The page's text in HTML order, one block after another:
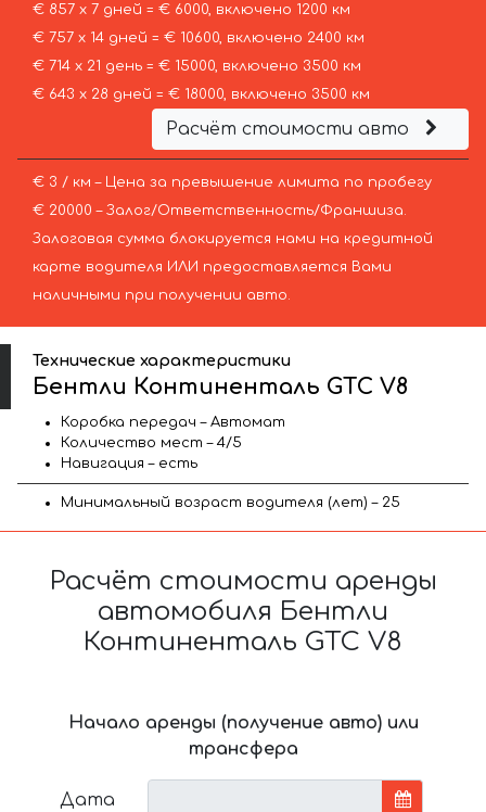
€ 857 х 7 дней = € 6000, включено 1200 км
€ 757 х 14 дней = € 10600, включено 2400 км
€ 714 х 21 день = € 15000, включено 3500 км
€ 643 х 28 дней = € 18000, включено 3500 км
Расчёт стоимости авто
€ 3 / км – Цена за превышение лимита по пробегу
€ 20000 – Залог/Ответственность/Франшиза.
Залоговая сумма блокируется нами на кредитной
карте водителя ИЛИ предоставляется Вами
наличными при получении авто.
Технические характеристики
Бентли Континенталь GTC V8
Коробка передач – Автомат
Количество мест – 4/5
Навигация – есть
Минимальный возраст водителя (лет) – 25
Расчёт стоимости аренды
автомобиля Бентли
Континенталь GTC V8
Начало аренды (получение авто) или
трансфера
Дата